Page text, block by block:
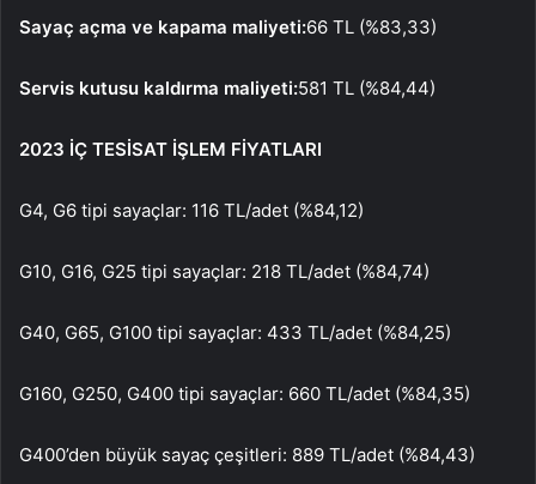
Sayaç açma ve kapama maliyeti:66 TL (%83,33)
Servis kutusu kaldırma maliyeti:581 TL (%84,44)
2023 İÇ TESİSAT İŞLEM FİYATLARI
G4, G6 tipi sayaçlar: 116 TL/adet (%84,12)
G10, G16, G25 tipi sayaçlar: 218 TL/adet (%84,74)
G40, G65, G100 tipi sayaçlar: 433 TL/adet (%84,25)
G160, G250, G400 tipi sayaçlar: 660 TL/adet (%84,35)
G400’den büyük sayaç çeşitleri: 889 TL/adet (%84,43)